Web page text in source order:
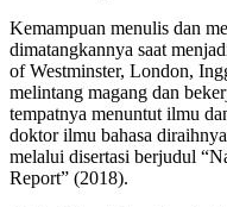
Kemampuan menulis dan
dimatangkannya saat
of Westminster, London,
melintang magang dan
tempatnya menuntut ilmu
doktor ilmu bahasa
melalui disertasi berjudul
Report” (2018).